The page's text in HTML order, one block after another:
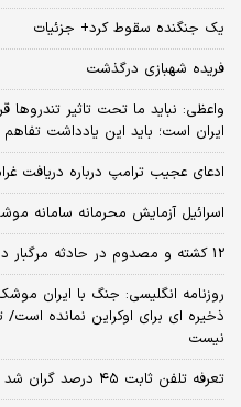
یک جنگنده سقوط کرد+ جزئیات
فریده شهبازی درگذشت
واعظی: نباید ما تحت تاثیر تندروها
ایران است؛ باید این یادداشت
ادعای عجیب ترامپ درباره دریافت
اسرائیل آزمایش محرمانه سامانه
12 کشته و مصدوم در حادثه مرگبار در شیراز + جزئیات
روزنامه انگلیسی: جنگ با ایران
ذخیره ای برای اوکراین نمانده
نیست
تعرفه تلفن ثابت ۴۵ درصد گران شد + جزئیات